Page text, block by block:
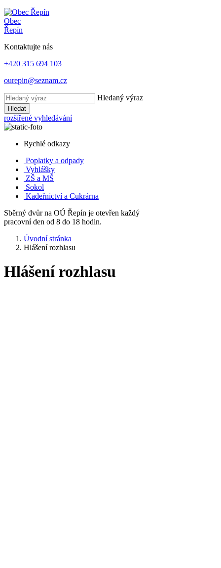
Obec
Řepín
Kontaktujte nás
+420 315 694 103
ourepin@seznam.cz
Hledaný výraz
Hledat
rozšířené vyhledávání
Rychlé odkazy
Poplatky a odpady
Vyhlášky
ZŠ a MŠ
Sokol
Kadeřnictví a Cukrárna
Sběrný dvůr na OÚ Řepín je otevřen každý
pracovní den od 8 do 18 hodin.
Úvodní stránka
Hlášení rozhlasu
Hlášení rozhlasu